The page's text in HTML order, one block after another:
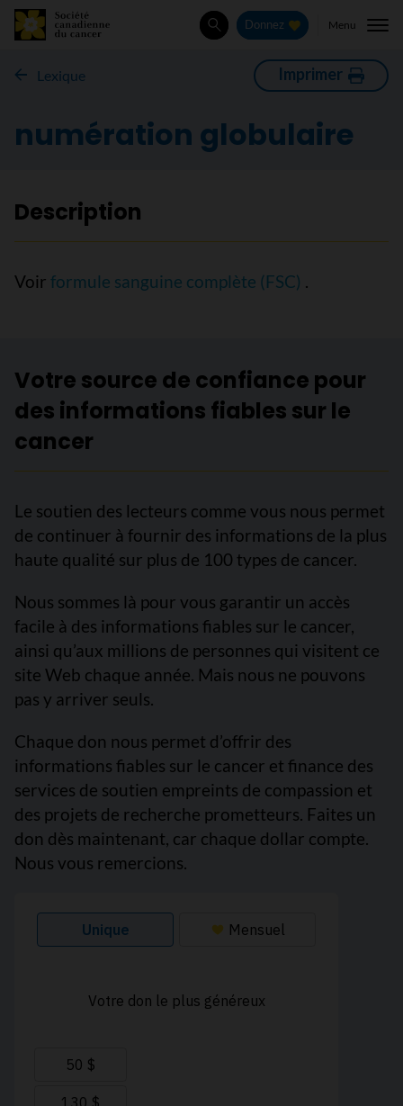
Rechercher
Donnez Menu
Lexique Imprimer
numération globulaire
Description
Voir formule sanguine complète (FSC) .
Votre source de confiance pour
des informations fiables sur le
cancer
Le soutien des lecteurs comme vous nous permet
de continuer à fournir des informations de la plus
haute qualité sur plus de 100 types de cancer.
Nous sommes là pour vous garantir un accès
facile à des informations fiables sur le cancer,
ainsi qu’aux millions de personnes qui visitent ce
site Web chaque année. Mais nous ne pouvons
pas y arriver seuls.
Chaque don nous permet d’offrir des
informations fiables sur le cancer et finance des
services de soutien empreints de compassion et
des projets de recherche prometteurs. Faites un
don dès maintenant, car chaque dollar compte.
Nous vous remercions.